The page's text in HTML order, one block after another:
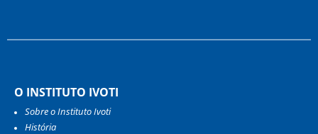
O INSTITUTO IVOTI
Sobre o Instituto Ivoti
História